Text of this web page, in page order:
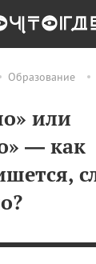
Образование
или
— как